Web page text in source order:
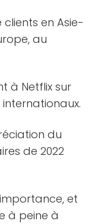
clients en Asie-
au
à Netflix sur
du
de 2022
et
à peine à